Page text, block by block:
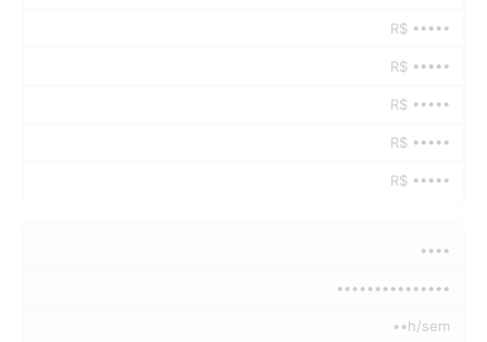
R$ •••••
R$ •••••
R$ •••••
R$ •••••
R$ •••••
••••
•••••••••••••••
••h/sem